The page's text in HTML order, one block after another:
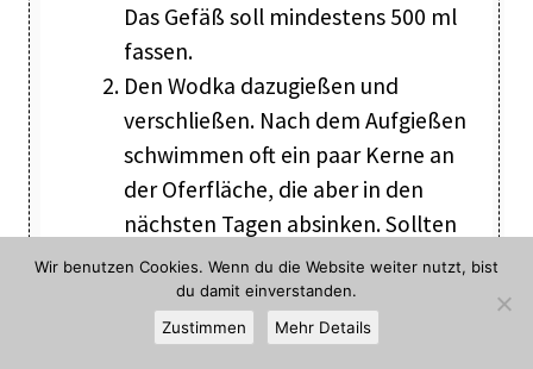
Das Gefäß soll mindestens 500 ml
fassen.
Den Wodka dazugießen und
verschließen. Nach dem Aufgießen
schwimmen oft ein paar Kerne an
der Oferfläche, die aber in den
nächsten Tagen absinken. Sollten
nach 1-2 Wochen noch ein oder
zwei Kerne an der Oberfläche
schwimmen, hole ich diese mit
Wir benutzen Cookies. Wenn du die Website weiter nutzt, bist
du damit einverstanden.
Zustimmen
Mehr Details